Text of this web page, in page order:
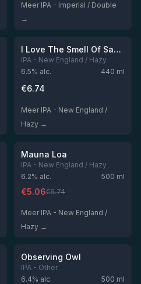
Meer IPA - Imperial / Double
→
Niet op voorraad
★
I Love The Smell Of Sabro In The Morning
IPA - New England / Hazy
6.5% alc. 440 ml
€6.74
Meer IPA - New England /
Hazy →
Niet op voorraad
★3.85
Mauna Loa
IPA - New England / Hazy
6.2% alc. 500 ml
€5.06€6.74
Meer IPA - New England /
Hazy →
Niet op voorraad
★3.8
Observing Owl
IPA - Other
6.4% alc. 500 ml